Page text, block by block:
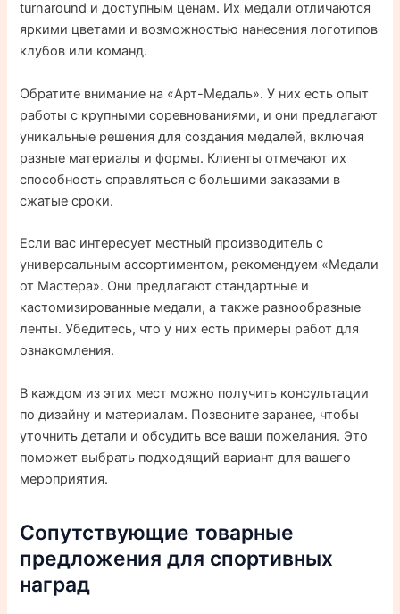
turnaround и доступным ценам. Их медали отличаются
яркими цветами и возможностью нанесения логотипов
клубов или команд.
Обратите внимание на «Арт-Медаль». У них есть опыт
работы с крупными соревнованиями, и они предлагают
уникальные решения для создания медалей, включая
разные материалы и формы. Клиенты отмечают их
способность справляться с большими заказами в
сжатые сроки.
Если вас интересует местный производитель с
универсальным ассортиментом, рекомендуем «Медали
от Мастера». Они предлагают стандартные и
кастомизированные медали, а также разнообразные
ленты. Убедитесь, что у них есть примеры работ для
ознакомления.
В каждом из этих мест можно получить консультации
по дизайну и материалам. Позвоните заранее, чтобы
уточнить детали и обсудить все ваши пожелания. Это
поможет выбрать подходящий вариант для вашего
мероприятия.
Сопутствующие товарные
предложения для спортивных
наград